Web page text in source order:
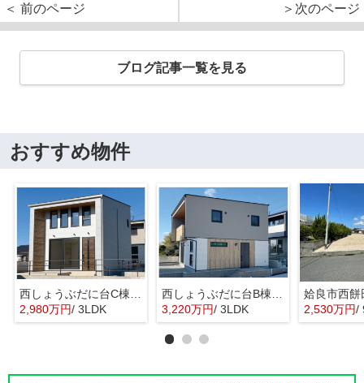
＜ 前のページ
＞次のページ
ブログ記事一覧を見る
おすすめ物件
2,980万円/ 3LDK
3,220万円/ 3LDK
姶良市西
2,530万円/